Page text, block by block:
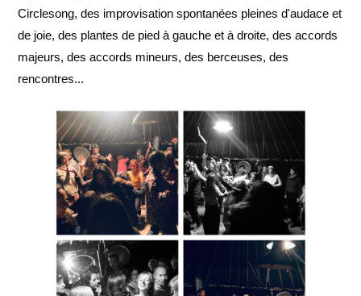
Circlesong, des improvisation spontanées pleines d'audace et
de joie, des plantes de pied à gauche et à droite, des accords
majeurs, des accords mineurs, des berceuses, des
rencontres...